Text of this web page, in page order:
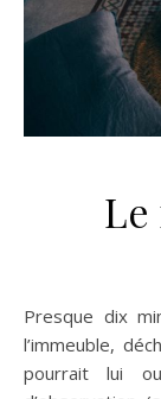
Le
Presque dix minutes qu’il s’acharne sur la sonnette de
l’immeuble,
pourrait lui